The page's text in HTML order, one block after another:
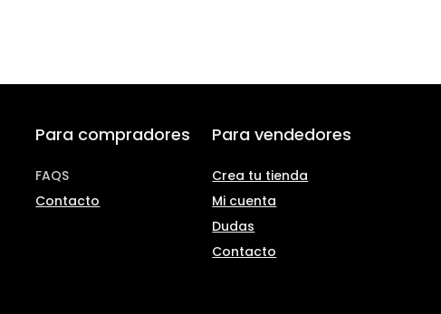
Para compradores
FAQS
Contacto
Para vendedores
Crea tu tienda
Mi cuenta
Dudas
Contacto